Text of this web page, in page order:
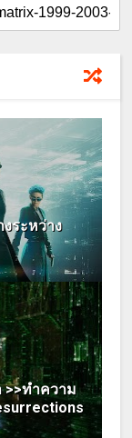
ระหว่าง
>>ทำความ